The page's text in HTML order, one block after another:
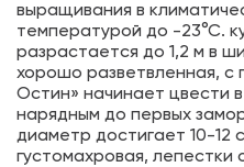
выращивания в
температурой до -23°С.
разрастается до 1,2 м в
хорошо разветвленная, с
Остин» начинает цвести
нарядным до первых
диаметр достигает 10-12
густомахровая,